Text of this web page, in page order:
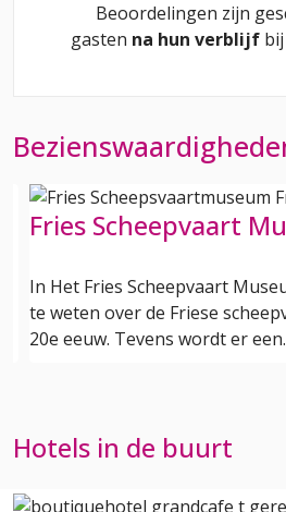
Beoordelingen zijn
gasten na hun verblijf bij
Fries Scheepvaart
In Het Fries Scheepvaart
te weten over de Friese
20e eeuw. Tevens wordt er
Hotels in de buurt